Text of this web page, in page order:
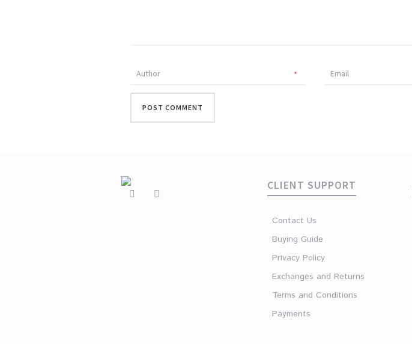
*
CLIENT SUPPORT
Contact Us
Buying Guide
Privacy Policy
Exchanges and Returns
Terms and Conditions
Payments